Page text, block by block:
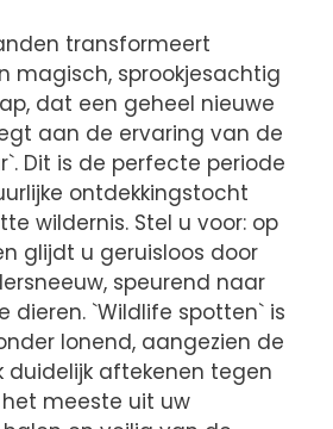
transformeert
magisch, sprookjesachtig
dat een geheel nieuwe
aan de ervaring van de
Dit is de perfecte periode
ontdekkingstocht
wildernis. Stel u voor: op
glijdt u geruisloos door
speurend naar
dieren. `Wildlife spotten` is
lonend, aangezien de
duidelijk aftekenen tegen
meeste uit uw